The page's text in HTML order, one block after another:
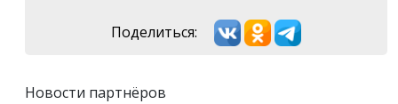
Поделиться:
Новости партнёров